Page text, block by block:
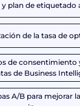
plan de etiquetado
de la tasa de
de consentimiento
de Business
A/B para mejorar